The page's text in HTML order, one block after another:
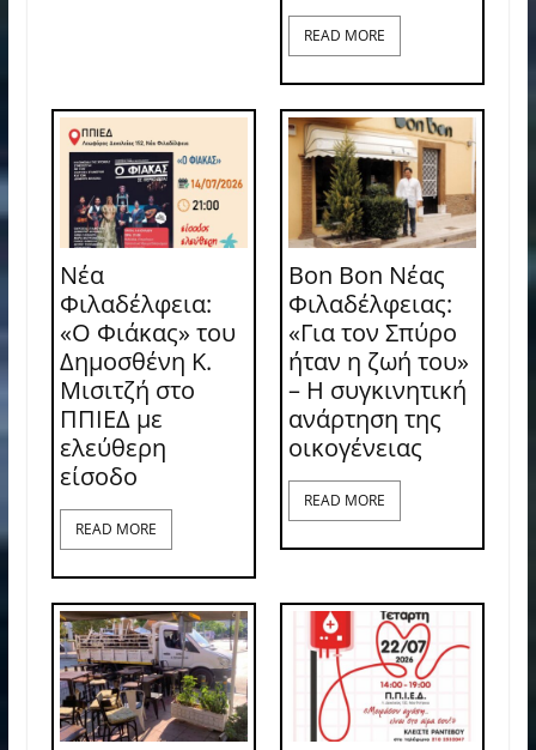
READ MORE
Νέα
Φιλαδέλφεια:
«Ο Φιάκας» του
Δημοσθένη Κ.
Μισιτζή στο
ΠΠΙΕΔ με
ελεύθερη
είσοδο
READ MORE
Bon Bon Νέας
Φιλαδέλφειας:
«Για τον Σπύρο
ήταν η ζωή του»
– Η συγκινητική
ανάρτηση της
οικογένειας
READ MORE